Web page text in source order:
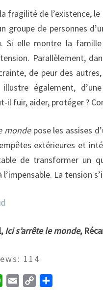
fragilité de l’existence,
groupe de personnes
Si elle montre la
Parallèlement,
de peur des
illustre également,
il fuir, aider, protéger ?
mondepose les assises
extérieures et
de transformer un
La tension
Ici s’arrête le monde,
114
W